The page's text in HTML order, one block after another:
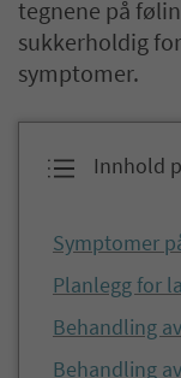
tegnene på
sukkerholdig
symptomer.
Innhold
Symptomer
Planlegg for
Behandling
Behandling